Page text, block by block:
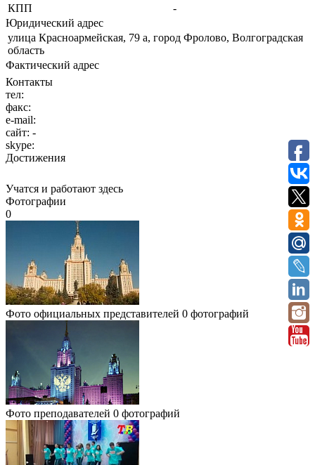
КПП
-
Юридический адрес
улица Красноармейская, 79 а, город Фролово, Волгоградская
область
Фактический адрес
Контакты
тел:
факс:
e-mail:
сайт: -
skype:
Достижения
Учатся и работают здесь
Фотографии
0
Фото официальных представителей 0 фотографий
Фото преподавателей 0 фотографий